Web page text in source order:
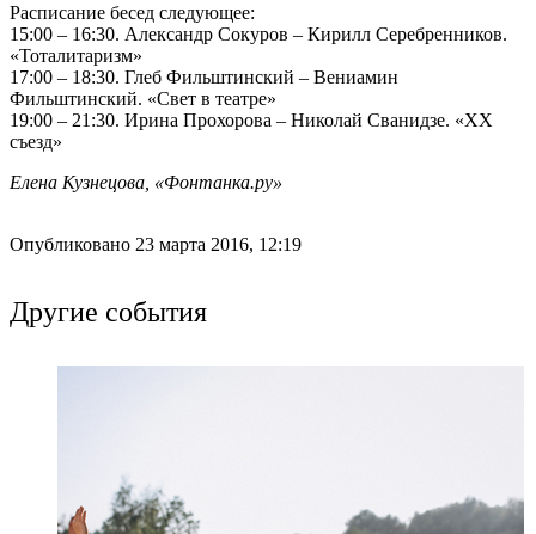
Расписание бесед следующее:
15:00 – 16:30. Александр Сокуров – Кирилл Серебренников.
«Тоталитаризм»
17:00 – 18:30. Глеб Фильштинский – Вениамин
Фильштинский. «Свет в театре»
19:00 – 21:30. Ирина Прохорова – Николай Сванидзе. «ХХ
съезд»
Елена Кузнецова, «Фонтанка.ру»
Опубликовано 23 марта 2016, 12:19
Другие события